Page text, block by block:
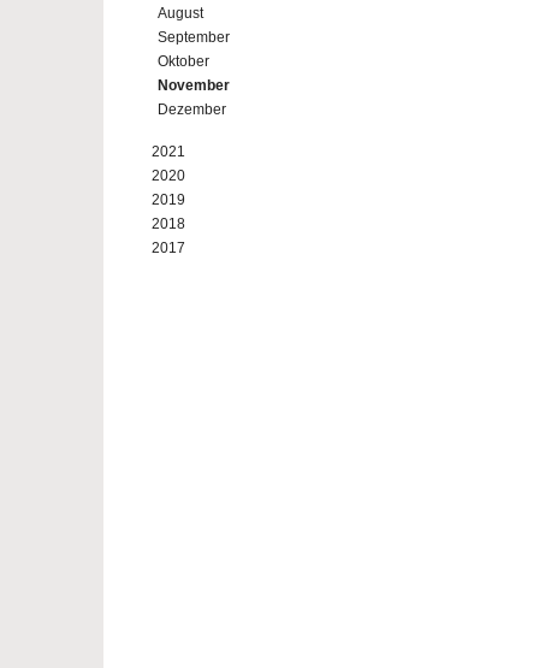
August
September
Oktober
November
Dezember
2021
2020
2019
2018
2017